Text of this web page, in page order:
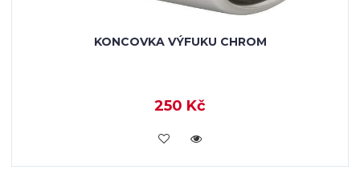
KONCOVKA VÝFUKU CHROM
250 Kč
VLOŽIT DO KOŠÍKU